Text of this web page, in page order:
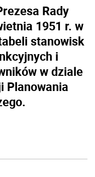
Rady
1951 r. w
stanowisk
i
w dziale
Planowania